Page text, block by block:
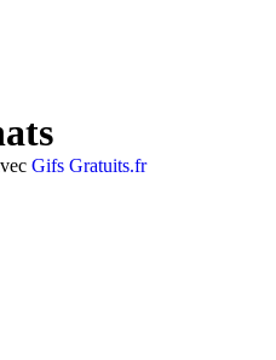
Gifs Gratuits.fr